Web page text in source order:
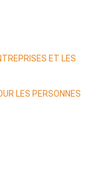
ET LES
LES PERSONNES